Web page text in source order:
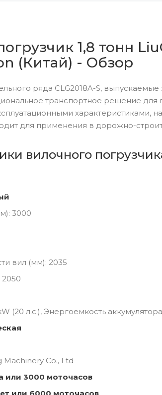
1,8 тонн
(Китай) - Обзор
ряда CLG2018A-S,
транспортное решение
характеристиками,
для применения в дорожно-
вилочного
3000
вил (мм): 2035
(20 л.с.), Энергоемкость
Machinery Co., Ltd
или 3000 моточасов